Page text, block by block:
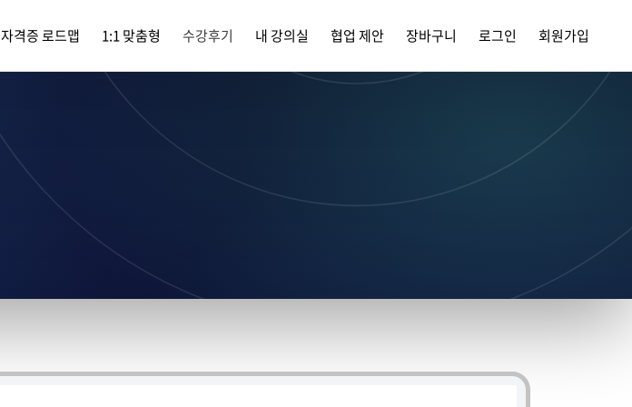
자격증 로드맵 1:1 맞춤형 수강후기 내 강의실 협업 제안 장바구니 로그인 회원가입